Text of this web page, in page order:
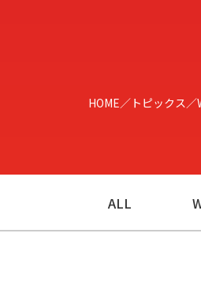
HOME トピックス
ALL